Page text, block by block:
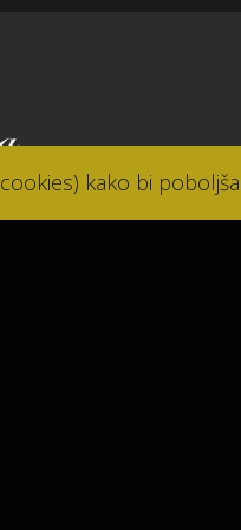
kako bi